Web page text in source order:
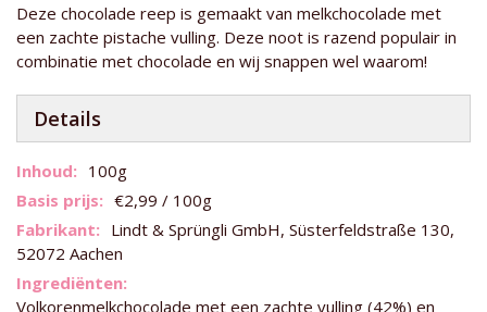
Deze chocolade reep is gemaakt van melkchocolade met
een zachte pistache vulling. Deze noot is razend populair in
combinatie met chocolade en wij snappen wel waarom!
Details
Meer
informatie
100g
€2,99 / 100g
Lindt & Sprüngli GmbH, Süsterfeldstraße 130,
52072 Aachen
Volkorenmelkchocolade met een zachte vulling (42%) en